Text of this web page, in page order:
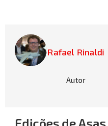
Rafael Rinaldi
Autor
Edições de Asas